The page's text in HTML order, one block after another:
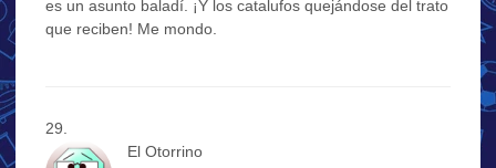
es un asunto baladí. ¡Y los catalufos quejándose del trato
que reciben! Me mondo.
El Otorrino